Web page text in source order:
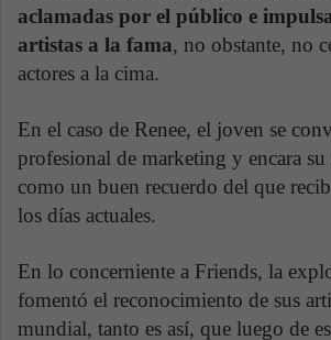
aclamadas por el público e
artistas a la fama, no obstante, no
actores a la cima.
En el caso de Renee, el joven se
profesional de marketing y encara su
como un buen recuerdo del que
los días actuales.
En lo concerniente a Friends, la
fomentó el reconocimiento de sus
mundial, tanto es así, que luego de